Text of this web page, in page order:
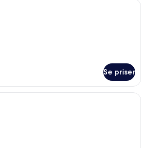
Sengetøy i egyptisk bomull,
Se priser
Sengetøy i egyptisk bomull,